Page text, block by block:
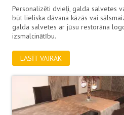
Personalizēti dvieļi, galda salvetes
būt lieliska dāvana kāzās vai
galda salvetes ar jūsu restorāna
izsmalcinātību.
LASĪT VAIRĀK